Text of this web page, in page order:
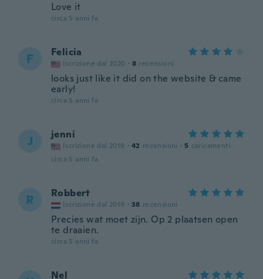
Love it
circa 5 anni fa
F Felicia
Iscrizione dal 2020 · 8 recensioni
looks just like it did on the website & came
early!
circa 5 anni fa
J jenni
Iscrizione dal 2019 · 42 recensioni · 5 caricamenti
circa 5 anni fa
R Robbert
Iscrizione dal 2019 · 38 recensioni
Precies wat moet zijn. Op 2 plaatsen open
te draaien.
circa 5 anni fa
Nel